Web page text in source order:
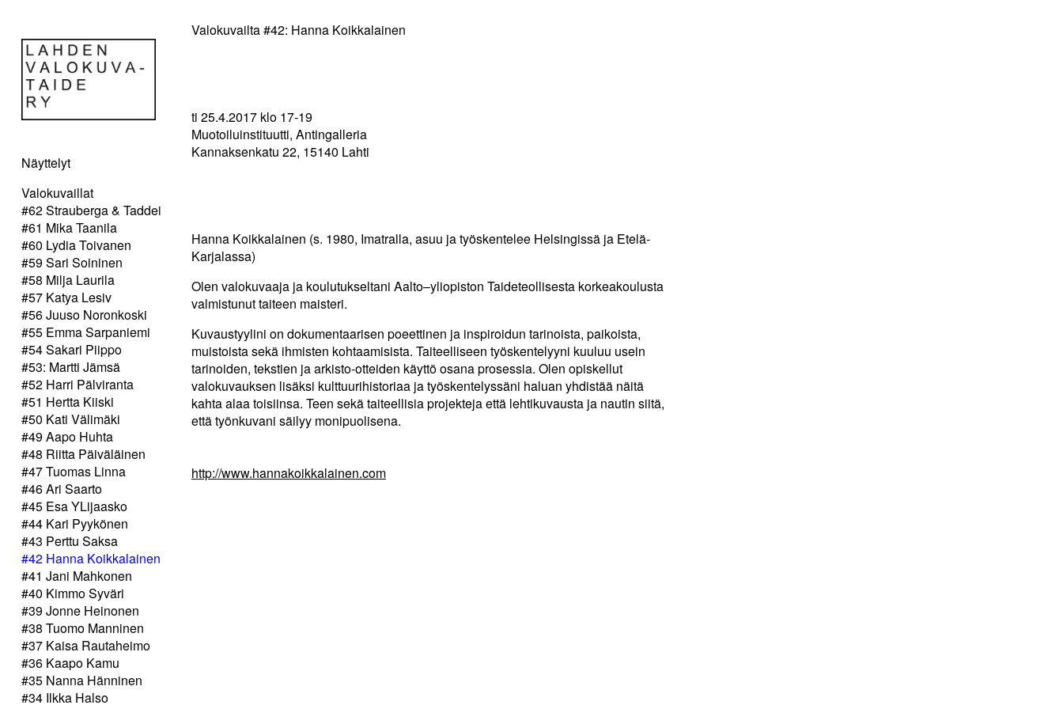
Näyttelyt
Valokuvaillat
#62 Strauberga & Taddei
#61 Mika Taanila
#60 Lydia Toivanen
#59 Sari Soininen
#58 Milja Laurila
#57 Katya Lesiv
#56 Juuso Noronkoski
#55 Emma Sarpaniemi
#54 Sakari Piippo
#53: Martti Jämsä
#52 Harri Pälviranta
#51 Hertta Kiiski
#50 Kati Välimäki
#49 Aapo Huhta
#48 Riitta Päiväläinen
#47 Tuomas Linna
#46 Ari Saarto
#45 Esa YLijaasko
#44 Kari Pyykönen
#43 Perttu Saksa
#42 Hanna Koikkalainen
#41 Jani Mahkonen
#40 Kimmo Syväri
#39 Jonne Heinonen
#38 Tuomo Manninen
#37 Kaisa Rautaheimo
#36 Kaapo Kamu
#35 Nanna Hänninen
#34 Ilkka Halso
Valokuvailta #42: Hanna Koikkalainen
ti 25.4.2017 klo 17-­19
Muotoiluinstituutti, Antingalleria
Kannaksenkatu 22, 15140 Lahti
Hanna Koikkalainen (s. 1980, Imatralla, asuu ja työskentelee Helsingissä ja Etelä-
Karjalassa)
Olen valokuvaaja ja koulutukseltani Aalto–yliopiston Taideteollisesta korkeakoulusta
valmistunut taiteen maisteri.
Kuvaustyylini on dokumentaarisen poeettinen ja inspiroidun tarinoista, paikoista,
muistoista sekä ihmisten kohtaamisista. Taiteelliseen työskentelyyni kuuluu usein
tarinoiden, tekstien ja arkisto-otteiden käyttö osana prosessia. Olen opiskellut
valokuvauksen lisäksi kulttuurihistoriaa ja työskentelyssäni haluan yhdistää näitä
kahta alaa toisiinsa. Teen sekä taiteellisia projekteja että lehtikuvausta ja nautin siitä,
että työnkuvani säilyy monipuolisena.
http://www.hannakoikkalainen.com